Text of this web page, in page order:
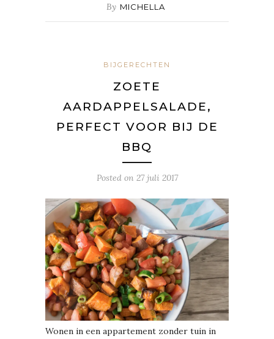
By MICHELLA
BIJGERECHTEN
ZOETE
AARDAPPELSALADE,
PERFECT VOOR BIJ DE
BBQ
Posted on 27 juli 2017
Wonen in een appartement zonder tuin in